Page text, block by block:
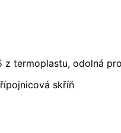
z termoplastu, odolná
skříň